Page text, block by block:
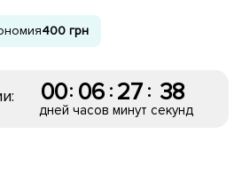
400 грн
00
дней
: 06
часов
: 27
минут
: 37
секунд